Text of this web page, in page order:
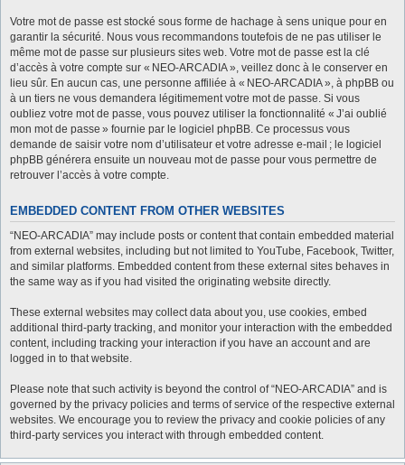
Votre mot de passe est stocké sous forme de hachage à sens unique pour en
garantir la sécurité. Nous vous recommandons toutefois de ne pas utiliser le
même mot de passe sur plusieurs sites web. Votre mot de passe est la clé
d’accès à votre compte sur « NEO-ARCADIA », veillez donc à le conserver en
lieu sûr. En aucun cas, une personne affiliée à « NEO-ARCADIA », à phpBB ou
à un tiers ne vous demandera légitimement votre mot de passe. Si vous
oubliez votre mot de passe, vous pouvez utiliser la fonctionnalité « J’ai oublié
mon mot de passe » fournie par le logiciel phpBB. Ce processus vous
demande de saisir votre nom d’utilisateur et votre adresse e-mail ; le logiciel
phpBB générera ensuite un nouveau mot de passe pour vous permettre de
retrouver l’accès à votre compte.
EMBEDDED CONTENT FROM OTHER WEBSITES
“NEO-ARCADIA” may include posts or content that contain embedded material
from external websites, including but not limited to YouTube, Facebook, Twitter,
and similar platforms. Embedded content from these external sites behaves in
the same way as if you had visited the originating website directly.
These external websites may collect data about you, use cookies, embed
additional third-party tracking, and monitor your interaction with the embedded
content, including tracking your interaction if you have an account and are
logged in to that website.
Please note that such activity is beyond the control of “NEO-ARCADIA” and is
governed by the privacy policies and terms of service of the respective external
websites. We encourage you to review the privacy and cookie policies of any
third-party services you interact with through embedded content.